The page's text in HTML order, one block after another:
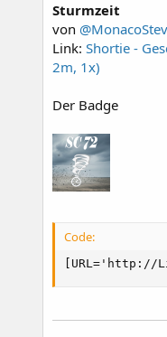
Sturmzeit
von
Link:Shortie -
2m, 1x)
Der Badge
Code:
[URL='http://